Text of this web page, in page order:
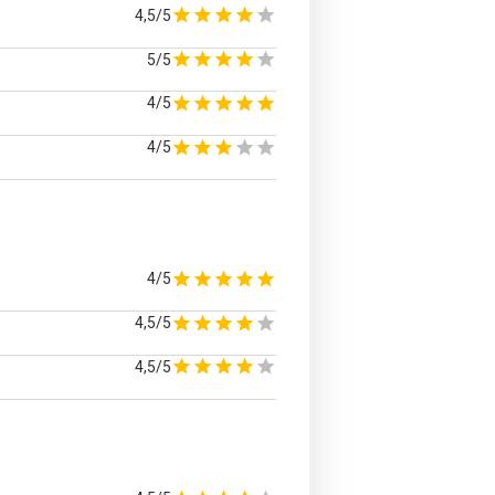
4,5/5
5/5
4/5
4/5
4/5
4,5/5
4,5/5